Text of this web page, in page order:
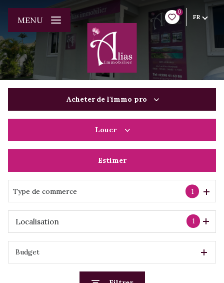
0
FR
MENU
Acheter de l'immo pro
Du neuf
Louer
De l'immo pro
Estimer
Type de commerce 1
1
Localisation
Budget